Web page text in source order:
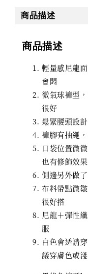
商品描述
商品描述
輕量感尼龍
會悶
微氣球褲型
很好
鬆緊腰頭設
褲腳有抽繩
口袋位置微
也有修飾效果
側邊另外做
布料帶點微
很好搭
尼龍＋彈性
服
白色會透請
議穿膚色或